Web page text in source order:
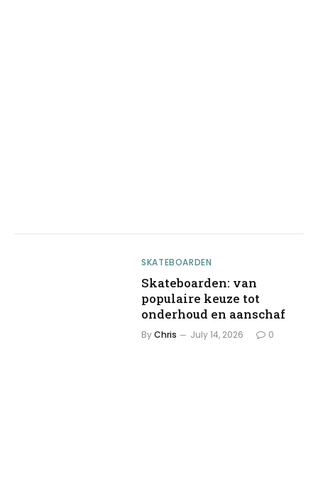
SKATEBOARDEN
Skateboarden: van
populaire keuze tot
onderhoud en aanschaf
ByChris July 14, 2026 0